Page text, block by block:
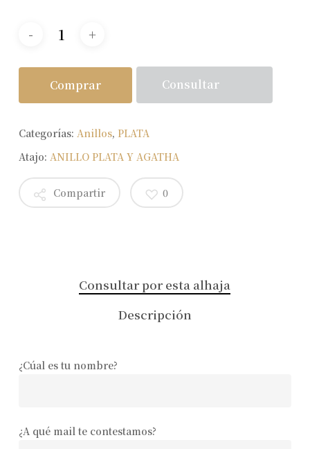
Comprar Consultar
Categorías: Anillos, PLATA
Atajo: ANILLO PLATA Y AGATHA
Compartir 0
Consultar por esta alhaja
Descripción
¿Cúal es tu nombre?
¿A qué mail te contestamos?